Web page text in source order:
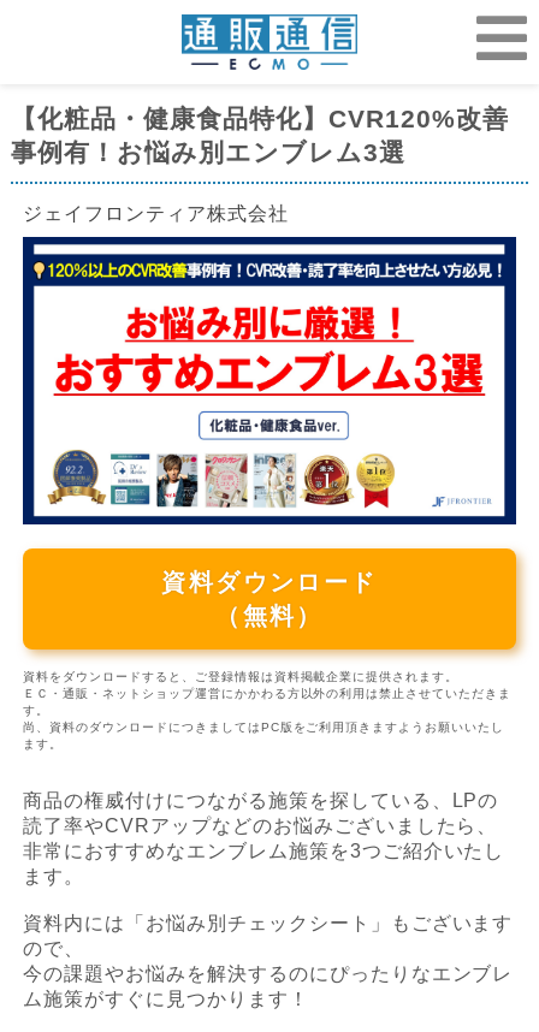
【化粧品・健康食品特化】CVR120%改善
事例有！お悩み別エンブレム3選
ジェイフロンティア株式会社
資料ダウンロード
（無料）
資料をダウンロードすると、ご登録情報は資料掲載企業に提供されます。
ＥＣ・通販・ネットショップ運営にかかわる方以外の利用は禁止させていただきま
す。
尚、資料のダウンロードにつきましてはPC版をご利用頂きますようお願いいたし
ます。
商品の権威付けにつながる施策を探している、LPの
読了率やCVRアップなどのお悩みございましたら、
非常におすすめなエンブレム施策を3つご紹介いたし
ます。
資料内には「お悩み別チェックシート」もございます
ので、
今の課題やお悩みを解決するのにぴったりなエンブレ
ム施策がすぐに見つかります！